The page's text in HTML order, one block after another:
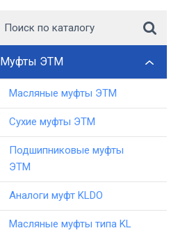
Муфты ЭТМ
Масляные муфты ЭТМ
Сухие муфты ЭТМ
Подшипниковые муфты
ЭТМ
Аналоги муфт KLDO
Масляные муфты типа KL